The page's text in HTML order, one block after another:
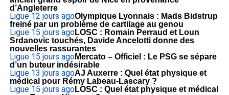
d’Angleterre
Ligue 12 jours agoOlympique Lyonnais : Mads Bidstrup
freiné par un problème de cartilage au genou
Ligue 15 jours agoLOSC : Romain Perraud et Loun
Srdanovic touchés, Davide Ancelotti donne des
nouvelles rassurantes
Ligue 15 jours agoMercato – Officiel : Le PSG se sépare
d’un buteur indésirable
Ligue 13 jours agoAJ Auxerre : Quel état physique et
médical pour Rémy Labeau-Lascary ?
Ligue 15 jours agoLOSC : Quel état physique et médical